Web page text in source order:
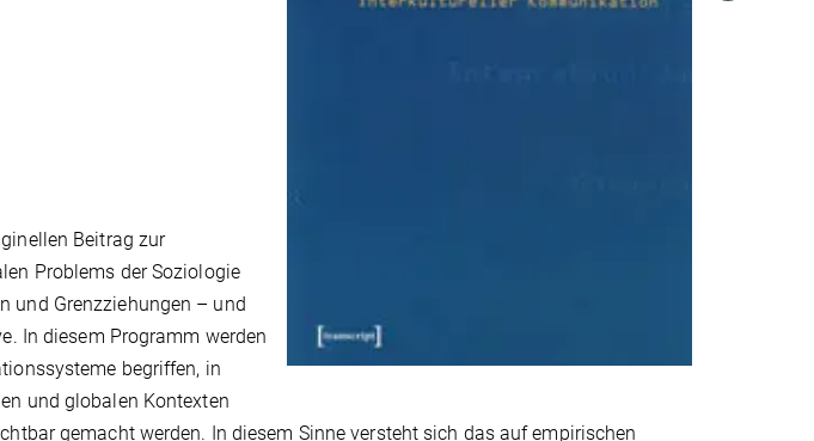
Beitrag zur
Problems der Soziologie
und Grenzziehungen – und
In diesem Programm werden
begriffen, in
und globalen Kontexten
gemacht werden. In diesem Sinne versteht sich das auf empirischen